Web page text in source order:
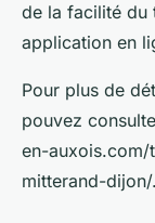
de la facilité du
application en
Pour plus de
pouvez
en-
mitterand-dijon/.